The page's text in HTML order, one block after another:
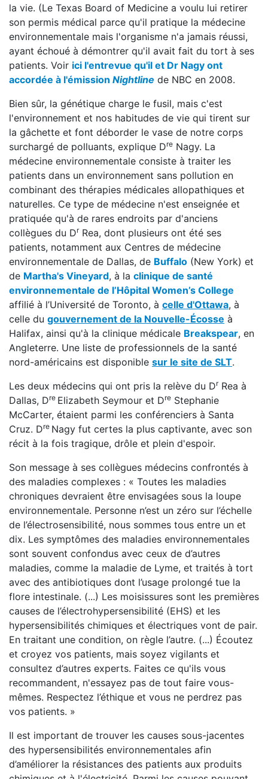
la vie. (Le Texas Board of Medicine a voulu lui retirer
son permis médical parce qu'il pratique la médecine
environnementale mais l'organisme n'a jamais réussi,
ayant échoué à démontrer qu'il avait fait du tort à ses
patients. Voir ici l'entrevue qu'il et Dr Nagy ont
accordée à l'émission Nightline de NBC en 2008.
Bien sûr, la génétique charge le fusil, mais c'est
l'environnement et nos habitudes de vie qui tirent sur
la gâchette et font déborder le vase de notre corps
surchargé de polluants, explique Dre Nagy. La
médecine environnementale consiste à traiter les
patients dans un environnement sans pollution en
combinant des thérapies médicales allopathiques et
naturelles. Ce type de médecine n'est enseignée et
pratiquée qu'à de rares endroits par d'anciens
collègues du DrRea, dont plusieurs ont été ses
patients, notamment aux Centres de médecine
environnementale de Dallas, de Buffalo (New York) et
de Martha's Vineyard, à la clinique de santé
environnementale de l’Hôpital Women’s College
affilié à l’Université de Toronto, à celle d'Ottawa, à
celle du gouvernement de la Nouvelle-Écosse à
Halifax, ainsi qu'à la clinique médicale Breakspear, en
Angleterre. Une liste de professionnels de la santé
nord-américains est disponible sur le site de SLT.
Les deux médecins qui ont pris la relève du DrRea à
Dallas, Dre Elizabeth Seymour et Dre Stephanie
McCarter, étaient parmi les conférenciers à Santa
Cruz. Dre Nagy fut certes la plus captivante, avec son
récit à la fois tragique, drôle et plein d'espoir.
Son message à ses collègues médecins confrontés à
des maladies complexes : « Toutes les maladies
chroniques devraient être envisagées sous la loupe
environnementale. Personne n’est un zéro sur l’échelle
de l’électrosensibilité, nous sommes tous entre un et
dix. Les symptômes des maladies environnementales
sont souvent confondus avec ceux de d’autres
maladies, comme la maladie de Lyme, et traités à tort
avec des antibiotiques dont l’usage prolongé tue la
flore intestinale. (...) Les moisissures sont les premières
causes de l’électrohypersensibilité (EHS) et les
hypersensibilités chimiques et électriques vont de pair.
En traitant une condition, on règle l’autre. (...) Écoutez
et croyez vos patients, mais soyez vigilants et
consultez d’autres experts. Faites ce qu'ils vous
recommandent, n'essayez pas de tout faire vous-
mêmes. Respectez l’éthique et vous ne perdrez pas
vos patients. »
Il est important de trouver les causes sous-jacentes
des hypersensibilités environnementales afin
d’améliorer la résistances des patients aux produits